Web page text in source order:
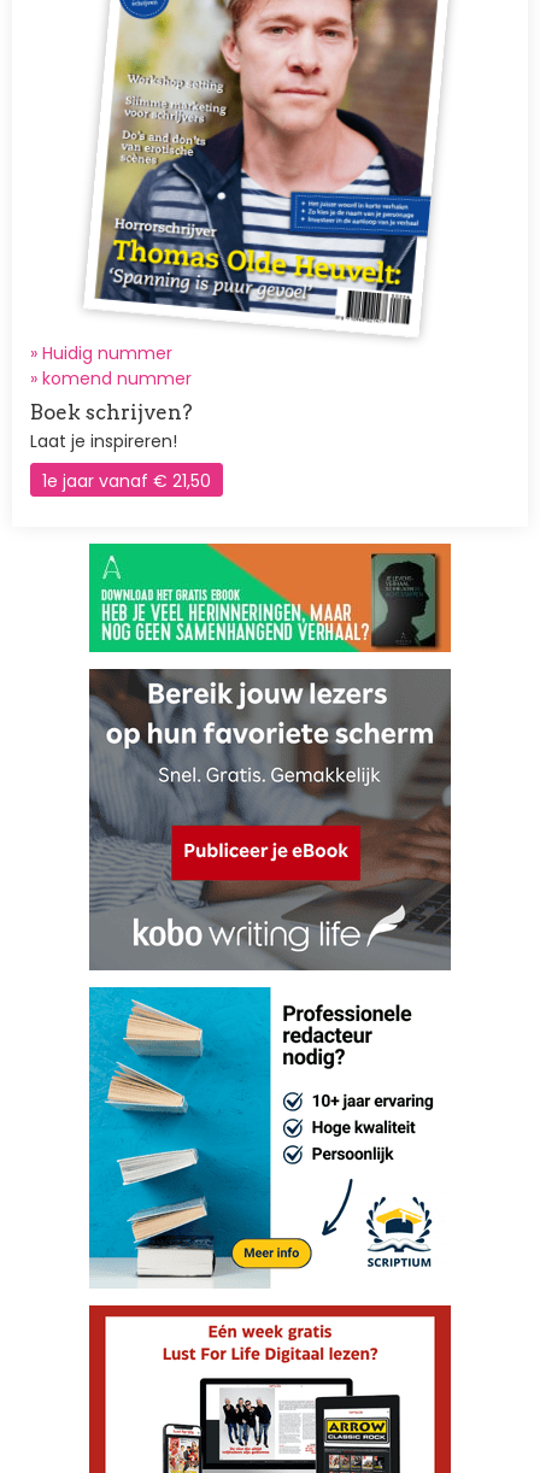
» Huidig nummer
» komend nummer
Boek schrijven?
Laat je inspireren!
1e jaar vanaf € 21,50